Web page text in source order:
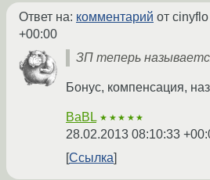
Ответ на: комментарий от cinyflo
+00:00
ЗП теперь
Бонус, компенсация,
BaBL ★★★★★
28.02.2013 08:10:33
Ссылка